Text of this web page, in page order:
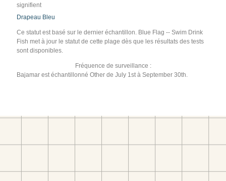
signifient
Drapeau Bleu
Ce statut est basé sur le dernier échantillon. Blue Flag -- Swim Drink
Fish met à jour le statut de cette plage dès que les résultats des tests
sont disponibles.
Fréquence de surveillance :
Bajamar est échantillonné Other de July 1st à September 30th.